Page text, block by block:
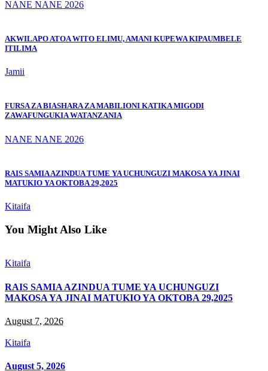
NANE NANE 2026
AKWILAPO ATOA WITO ELIMU, AMANI KUPEWA KIPAUMBELE
ITILIMA
Jamii
FURSA ZA BIASHARA ZA MABILIONI KATIKA MIGODI
ZAWAFUNGUKIA WATANZANIA
NANE NANE 2026
RAIS SAMIA AZINDUA TUME YA UCHUNGUZI MAKOSA YA JINAI
MATUKIO YA OKTOBA 29,2025
Kitaifa
You Might Also Like
Kitaifa
RAIS SAMIA AZINDUA TUME YA UCHUNGUZI
MAKOSA YA JINAI MATUKIO YA OKTOBA 29,2025
August 7, 2026
Kitaifa
August 5, 2026